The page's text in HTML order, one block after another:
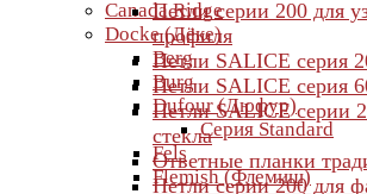
Canada Ridge
Docke (Дёке)
Berg
Burg
Dufour (Дюфур)
Серия Standard
Fels
Flemish (Флемиш)
Петли серии 200 для
профиля
Петли SALICE серия
Петли SALICE серия
Петли SALICE серии
стекла
Ответные планки
Петли серии 200 для